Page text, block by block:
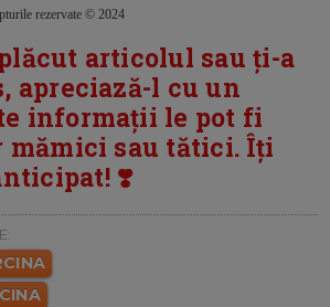
rezervate © 2024
articolul sau ți-a
apreciază-l cu un
informații le pot fi
sau tătici. Îți
❣️